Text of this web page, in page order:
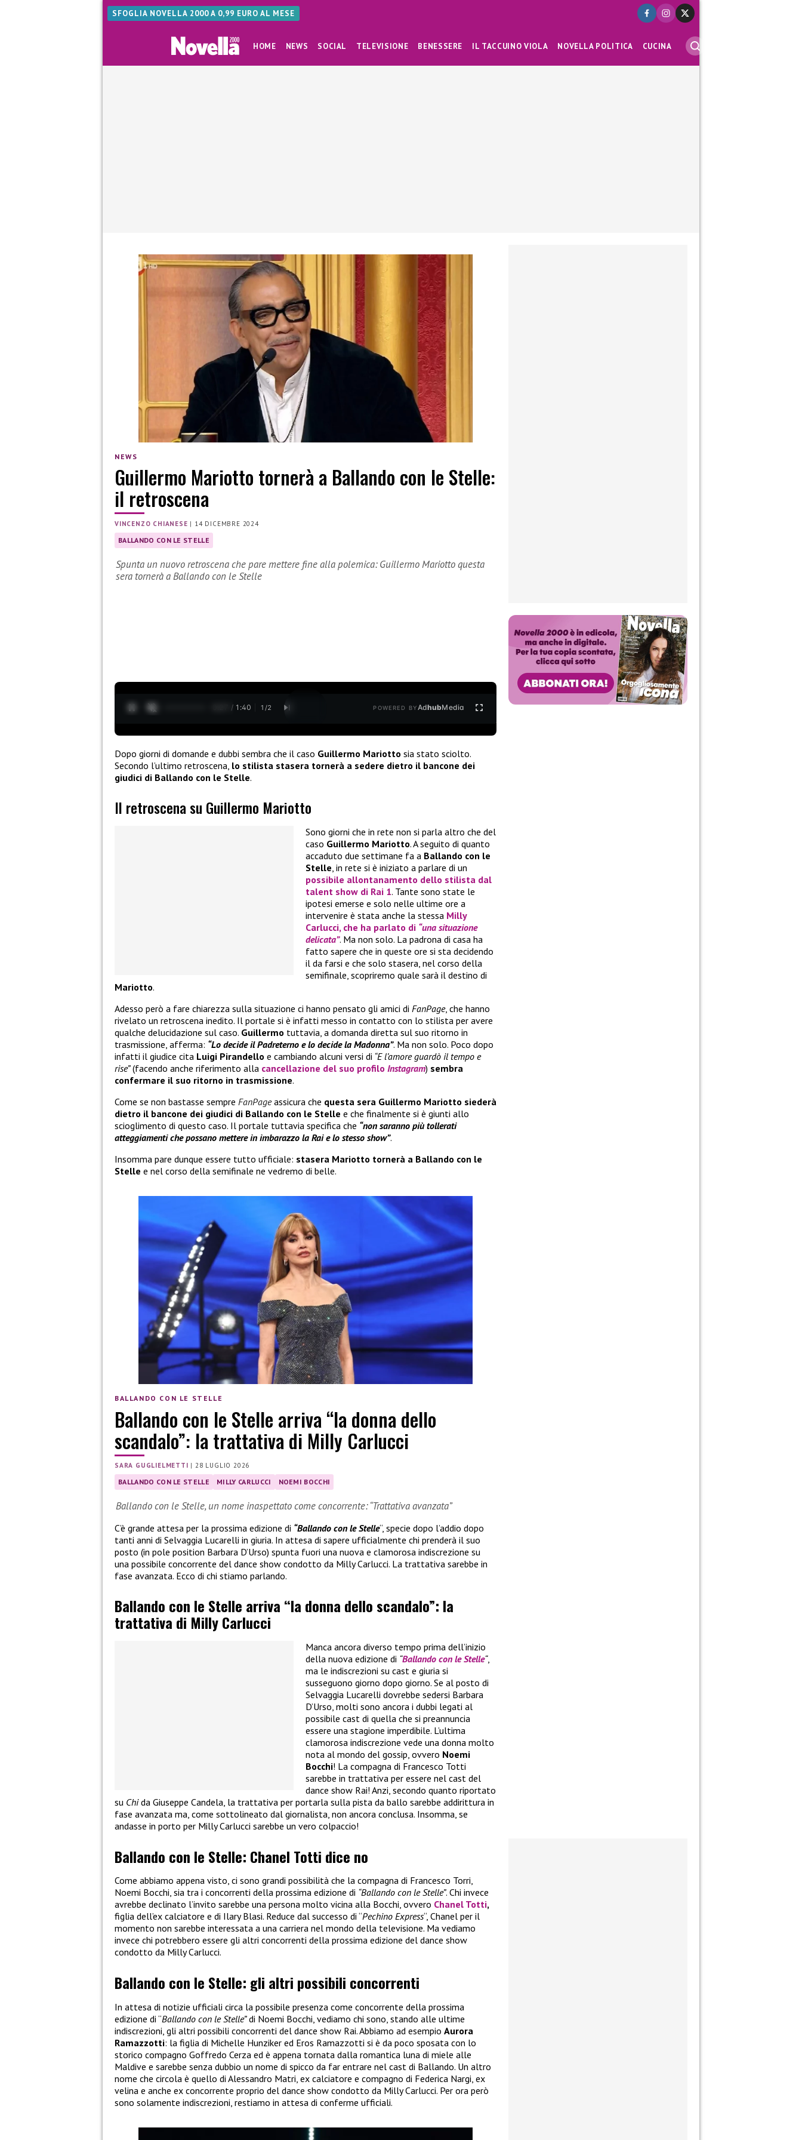
SFOGLIA NOVELLA 2000 A 0,99 EURO AL MESE
HOME NEWS SOCIAL TELEVISIONE BENESSERE IL TACCUINO VIOLA NOVELLA POLITICA CUCINA
NEWS
Guillermo Mariotto tornerà a Ballando con le Stelle:
il retroscena
VINCENZO CHIANESE | 14 DICEMBRE 2024
BALLANDO CON LE STELLE
Spunta un nuovo retroscena che pare mettere fine alla polemica: Guillermo Mariotto questa
sera tornerà a Ballando con le Stelle
0:28 / 1:40 1 /2 POWERED BYAdhubMedia
Dopo giorni di domande e dubbi sembra che il caso Guillermo Mariotto sia stato sciolto.
Secondo l’ultimo retroscena, lo stilista stasera tornerà a sedere dietro il bancone dei
giudici di Ballando con le Stelle.
Il retroscena su Guillermo Mariotto
Sono giorni che in rete non si parla altro che del
caso Guillermo Mariotto. A seguito di quanto
accaduto due settimane fa a Ballando con le
Stelle, in rete si è iniziato a parlare di un
possibile allontanamento dello stilista dal
talent show di Rai 1. Tante sono state le
ipotesi emerse e solo nelle ultime ore a
intervenire è stata anche la stessa Milly
Carlucci, che ha parlato di “una situazione
delicata”. Ma non solo. La padrona di casa ha
fatto sapere che in queste ore si sta decidendo
il da farsi e che solo stasera, nel corso della
semifinale, scopriremo quale sarà il destino di
Mariotto.
Adesso però a fare chiarezza sulla situazione ci hanno pensato gli amici di FanPage, che hanno
rivelato un retroscena inedito. Il portale si è infatti messo in contatto con lo stilista per avere
qualche delucidazione sul caso. Guillermo tuttavia, a domanda diretta sul suo ritorno in
trasmissione, afferma: “Lo decide il Padreterno e lo decide la Madonna”. Ma non solo. Poco dopo
infatti il giudice cita Luigi Pirandello e cambiando alcuni versi di “E l’amore guardò il tempo e
rise”(facendo anche riferimento alla cancellazione del suo profilo Instagram) sembra
confermare il suo ritorno in trasmissione.
Come se non bastasse sempre FanPageassicura che questa sera Guillermo Mariotto siederà
dietro il bancone dei giudici di Ballando con le Stelle e che finalmente si è giunti allo
scioglimento di questo caso. Il portale tuttavia specifica che “non saranno più tollerati
atteggiamenti che possano mettere in imbarazzo la Rai e lo stesso show”.
Insomma pare dunque essere tutto ufficiale: stasera Mariotto tornerà a Ballando con le
Stelle e nel corso della semifinale ne vedremo di belle.
BALLANDO CON LE STELLE
Ballando con le Stelle arriva “la donna dello
scandalo”: la trattativa di Milly Carlucci
SARA GUGLIELMETTI |28 LUGLIO 2026
BALLANDO CON LE STELLE MILLY CARLUCCI NOEMI BOCCHI
Ballando con le Stelle, un nome inaspettato come concorrente: “Trattativa avanzata”
C’è grande attesa per la prossima edizione di “Ballando con le Stelle“, specie dopo l’addio dopo
tanti anni di Selvaggia Lucarelli in giuria. In attesa di sapere ufficialmente chi prenderà il suo
posto (in pole position Barbara D’Urso) spunta fuori una nuova e clamorosa indiscrezione su
una possibile concorrente del dance show condotto da Milly Carlucci. La trattativa sarebbe in
fase avanzata. Ecco di chi stiamo parlando.
Ballando con le Stelle arriva “la donna dello scandalo”: la
trattativa di Milly Carlucci
Manca ancora diverso tempo prima dell’inizio
della nuova edizione di “Ballando con le Stelle“,
ma le indiscrezioni su cast e giuria si
susseguono giorno dopo giorno. Se al posto di
Selvaggia Lucarelli dovrebbe sedersi Barbara
D’Urso, molti sono ancora i dubbi legati al
possibile cast di quella che si preannuncia
essere una stagione imperdibile. L’ultima
clamorosa indiscrezione vede una donna molto
nota al mondo del gossip, ovvero Noemi
Bocchi! La compagna di Francesco Totti
sarebbe in trattativa per essere nel cast del
dance show Rai! Anzi, secondo quanto riportato
su Chida Giuseppe Candela, la trattativa per portarla sulla pista da ballo sarebbe addirittura in
fase avanzata ma, come sottolineato dal giornalista, non ancora conclusa. Insomma, se
andasse in porto per Milly Carlucci sarebbe un vero colpaccio!
Ballando con le Stelle: Chanel Totti dice no
Come abbiamo appena visto, ci sono grandi possibilità che la compagna di Francesco Torri,
Noemi Bocchi, sia tra i concorrenti della prossima edizione di “Ballando con le Stelle”. Chi invece
avrebbe declinato l’invito sarebbe una persona molto vicina alla Bocchi, ovvero Chanel Totti,
figlia dell’ex calciatore e di Ilary Blasi. Reduce dal successo di “Pechino Express“, Chanel per il
momento non sarebbe interessata a una carriera nel mondo della televisione. Ma vediamo
invece chi potrebbero essere gli altri concorrenti della prossima edizione del dance show
condotto da Milly Carlucci.
Ballando con le Stelle: gli altri possibili concorrenti
In attesa di notizie ufficiali circa la possibile presenza come concorrente della prossima
edizione di “Ballando con le Stelle”di Noemi Bocchi, vediamo chi sono, stando alle ultime
indiscrezioni, gli altri possibili concorrenti del dance show Rai. Abbiamo ad esempio Aurora
Ramazzotti: la figlia di Michelle Hunziker ed Eros Ramazzotti si è da poco sposata con lo
storico compagno Goffredo Cerza ed è appena tornata dalla romantica luna di miele alle
Maldive e sarebbe senza dubbio un nome di spicco da far entrare nel cast di Ballando. Un altro
nome che circola è quello di Alessandro Matri, ex calciatore e compagno di Federica Nargi, ex
velina e anche ex concorrente proprio del dance show condotto da Milly Carlucci. Per ora però
sono solamente indiscrezioni, restiamo in attesa di conferme ufficiali.